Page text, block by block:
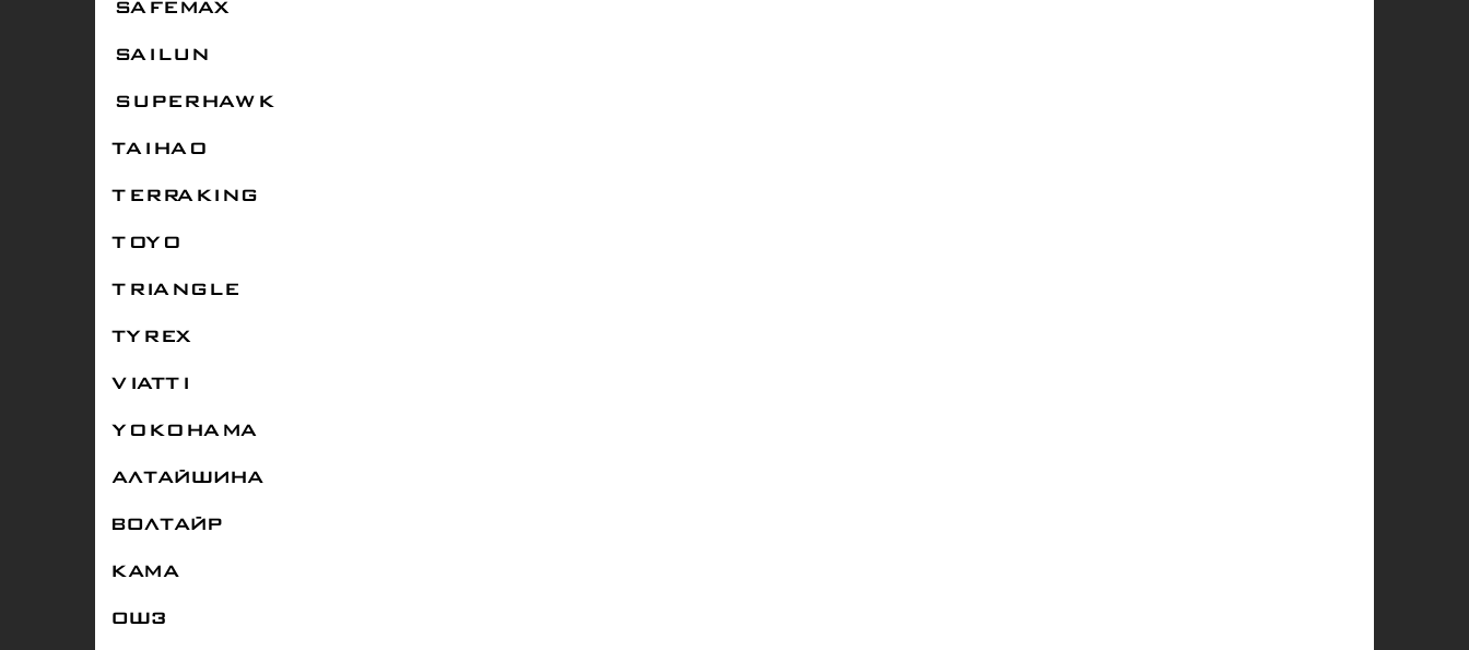
SAFEMAX
SAILUN
SUPERHAWK
TAIHAO
TERRAKING
TOYO
TRIANGLE
TYREX
VIATTI
YOKOHAMA
АЛТАЙШИНА
ВОЛТАЙР
КАМА
ОШЗ